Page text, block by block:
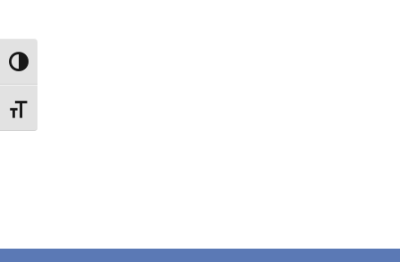
Attiva/disattiva alto contrasto
Attiva/disattiva dimensione testo